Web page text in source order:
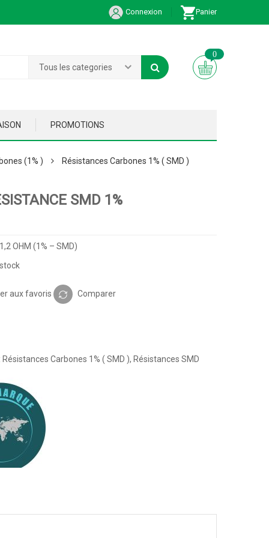
Connexion Panier
Tous les categories
0
PROMOTIONS
(1% )
Résistances Carbones 1% ( SMD )
SMD 1%
OHM (1% – SMD)
aux favoris Comparer
Résistances Carbones 1% ( SMD ), Résistances SMD